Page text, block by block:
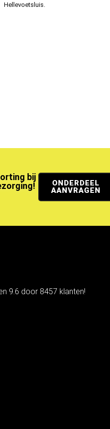
Hellevoetsluis.
bij
ONDERDEEL
AANVRAGEN
9.6 door 8457 klanten!